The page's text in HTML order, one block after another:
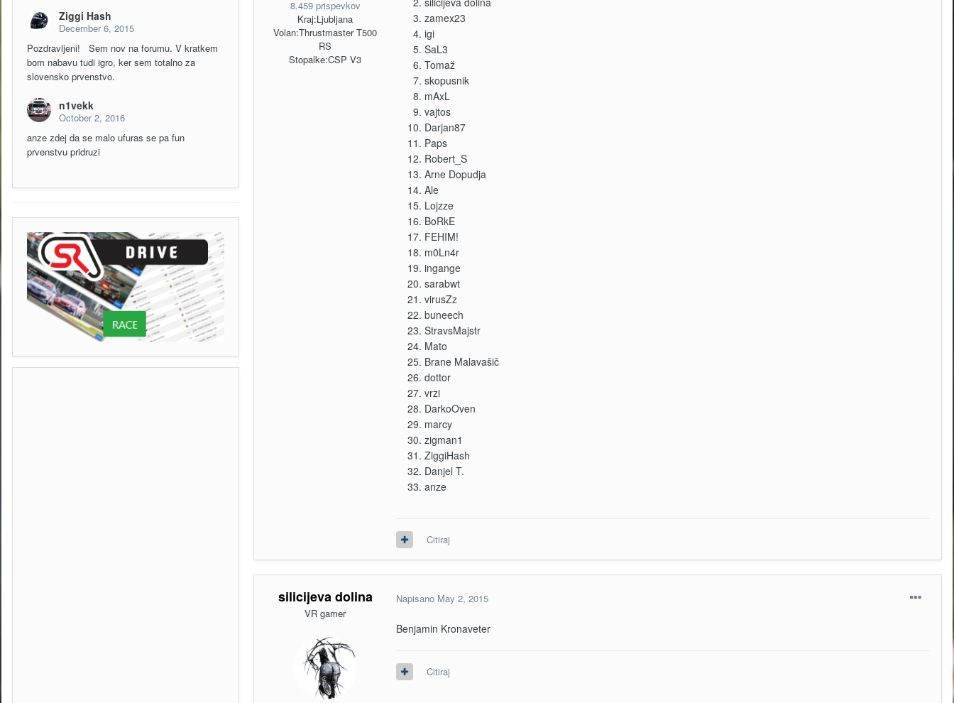
Ziggi Hash
December 6, 2015
Pozdravljeni! Sem nov na forumu. V kratkem
bom nabavu tudi igro, ker sem totalno za
slovensko prvenstvo.
n1vekk
October 2, 2016
anze zdej da se malo ufuras se pa fun
prvenstvu pridruzi
8.459 prispevkov
Kraj:Ljubljana
Volan:Thrustmaster T500
RS
Stopalke:CSP V3
zamex23
igi
SaL3
Tomaž
skopusnik
mAxL
vajtos
Darjan87
Paps
Robert_S
Arne Dopudja
Ale
Lojzze
BoRkE
FEHIM!
m0Ln4r
ingange
sarabwt
virusZz
buneech
StravsMajstr
Mato
Brane Malavašič
dottor
vrzi
DarkoOven
marcy
zigman1
ZiggiHash
Danjel T.
anze
Citiraj
silicijeva dolina
VR gamer
Napisano May 2, 2015
Benjamin Kronaveter
Citiraj